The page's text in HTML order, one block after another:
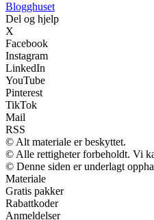
Blogghuset
Del og hjelp
X
Facebook
Instagram
LinkedIn
YouTube
Pinterest
TikTok
Mail
RSS
© Alt materiale er beskyttet.
© Alle rettigheter forbeholdt. Vi
© Denne siden er underlagt
Materiale
Gratis pakker
Rabattkoder
Anmeldelser